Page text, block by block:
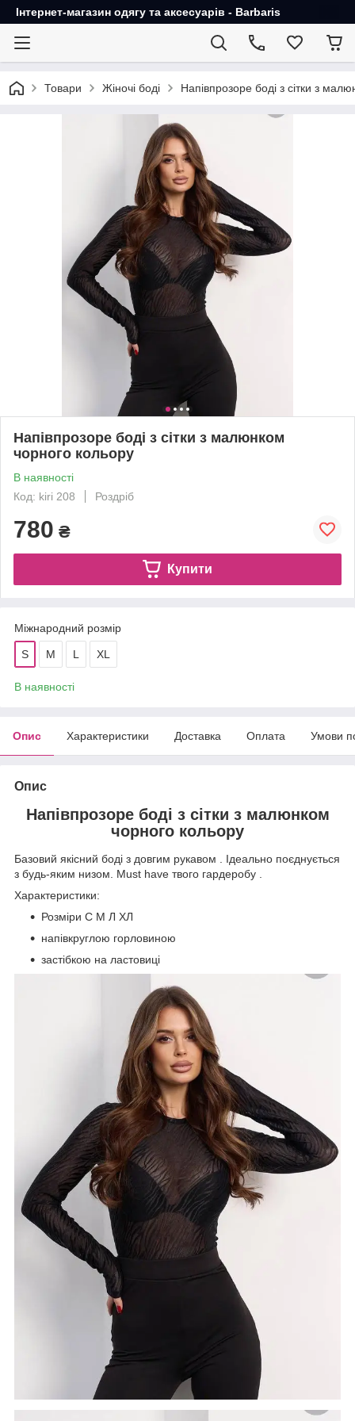
Інтернет-магазин одягу та аксесуарів - Barbaris
Товари Жіночі боді Напівпрозоре боді з сітки з
Напівпрозоре боді з сітки з малюнком
чорного кольору
В наявності
Код: kiri 208
Роздріб
780 ₴
Купити
Міжнародний розмір
S M L XL
В наявності
Опис Характеристики Доставка Оплата Умови
Опис
Напівпрозоре боді з сітки з малюнком
чорного кольору
Базовий якісний боді з довгим рукавом . Ідеально поєднується
з будь-яким низом. Must have твого гардеробу .
Характеристики:
Розміри С М Л ХЛ
напівкруглою горловиною
застібкою на ластовиці